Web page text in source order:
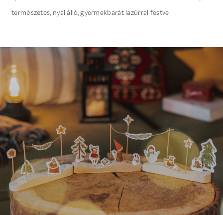
természetes, nyál álló, gyermekbarát lazúrral festve